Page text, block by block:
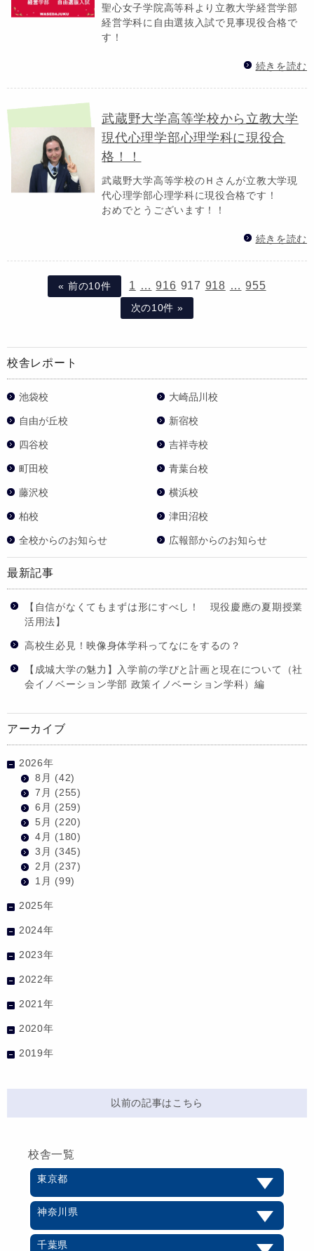
聖心女子学院高等科より立教大学経営学部
経営学科に自由選抜入試で見事現役合格で
す！
続きを読む
武蔵野大学高等学校から立教大学
現代心理学部心理学科に現役合
格！！
武蔵野大学高等学校のＨさんが立教大学現
代心理学部心理学科に現役合格です！
おめでとうございます！！
続きを読む
« 前の10件 1 … 916 917 918 … 955
次の10件 »
校舎レポート
池袋校 大崎品川校
自由が丘校 新宿校
四谷校 吉祥寺校
町田校 青葉台校
藤沢校 横浜校
柏校 津田沼校
全校からのお知らせ 広報部からのお知らせ
最新記事
【自信がなくてもまずは形にすべし！ 現役慶應の夏期授業
活用法】
高校生必見！映像身体学科ってなにをするの？
【成城大学の魅力】入学前の学びと計画と現在について（社
会イノベーション学部 政策イノベーション学科）編
アーカイブ
2026年
8月 (42)
7月 (255)
6月 (259)
5月 (220)
4月 (180)
3月 (345)
2月 (237)
1月 (99)
2025年
2024年
2023年
2022年
2021年
2020年
2019年
以前の記事はこちら
校舎一覧
東京都
神奈川県
千葉県